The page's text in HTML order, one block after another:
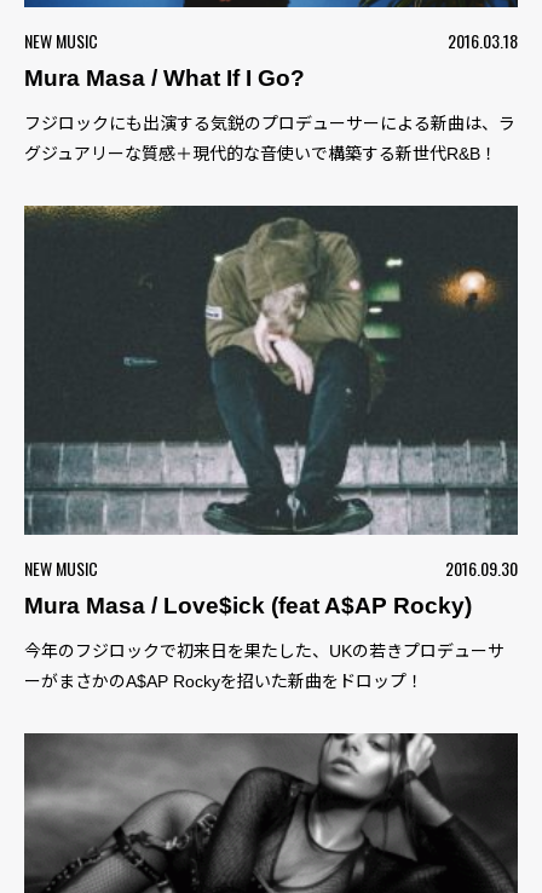
NEW MUSIC
2016.03.18
Mura Masa / What If I Go?
フジロックにも出演する気鋭のプロデューサーによる新曲は、ラ
グジュアリーな質感＋現代的な音使いで構築する新世代R&B！
NEW MUSIC
2016.09.30
Mura Masa / Love$ick (feat A$AP Rocky)
今年のフジロックで初来日を果たした、UKの若きプロデューサ
ーがまさかのA$AP Rockyを招いた新曲をドロップ！